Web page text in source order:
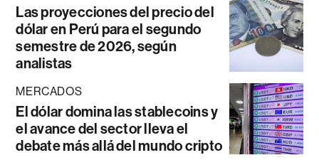
Las proyecciones del precio del
dólar en Perú para el segundo
semestre de 2026, según
analistas
MERCADOS
El dólar domina las stablecoins y
el avance del sector lleva el
debate más allá del mundo cripto